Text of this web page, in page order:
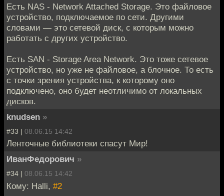
Есть NAS - Network Attached Storage. Это файловое
устройство, подключаемое по сети. Другими
словами — это сетевой диск, с которым можно
работать с других устройство.
Есть SAN - Storage Area Network. Это тоже сетевое
устройство, но уже не файловое, а блочное. То есть
с точки зрения устройства, к которому оно
подключено, оно будет неотличимо от локальных
дисков.
knudsen »
#33 | 08.06.15 14:42
Ленточные библиотеки спасут Мир!
ИванФедорович »
#34 | 08.06.15 14:42
Кому: Halli, #2